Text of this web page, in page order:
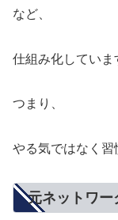
など、
仕組み化していま
つまり、
やる気ではなく習
元ネットワー